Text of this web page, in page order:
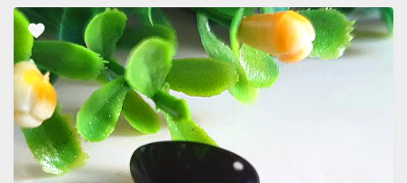
ADICIONAR
OS
FAVORITOS